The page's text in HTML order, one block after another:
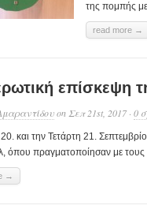
της πομπής
read more →
επίσκεψη
on Σεπ 21st, 2017 · 0
και την Τετάρτη 21.
όπου πραγματοποίησαν με τους
→